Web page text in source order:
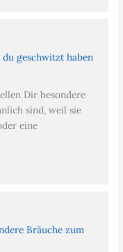
geschwitzt haben
Dir besondere
sind, weil sie
eine
Bräuche zum